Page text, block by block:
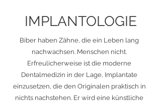
IM­PLAN­TO­LO­GIE
Biber haben Zähne, die ein Leben lang
nachwachsen. Menschen nicht.
Erfreulicherweise ist die moderne
Dentalmedizin in der Lage, Implantate
einzusetzen, die den Originalen praktisch in
nichts nachstehen. Er wird eine künstliche